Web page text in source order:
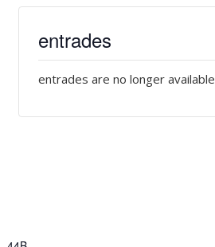
entrades
entrades are no longer available